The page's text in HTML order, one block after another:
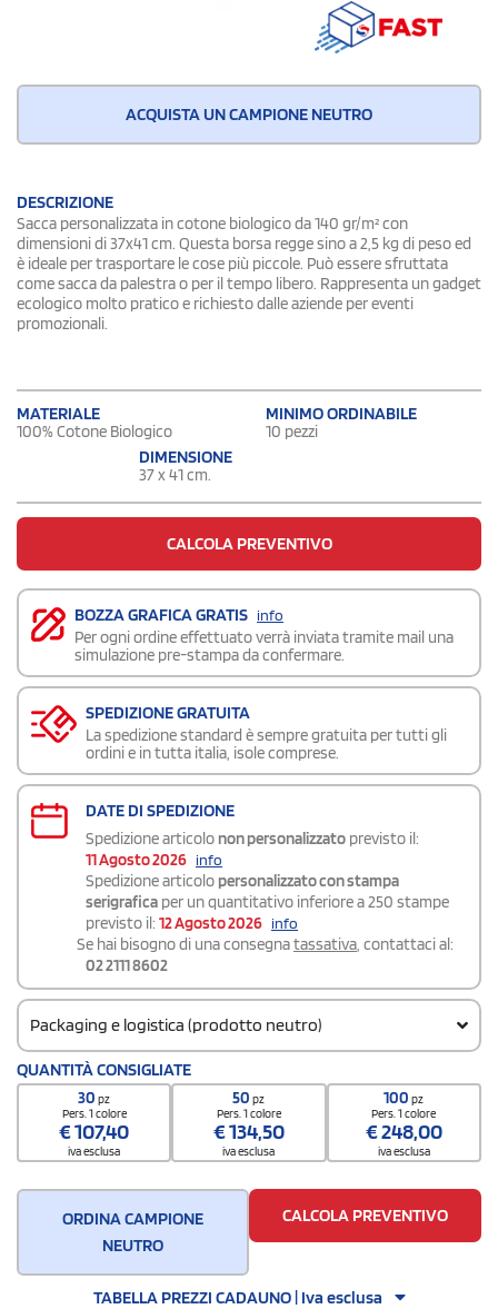
ACQUISTA UN CAMPIONE NEUTRO
DESCRIZIONE
Sacca personalizzata in cotone biologico da 140 gr/m² con
dimensioni di 37x41 cm. Questa borsa regge sino a 2,5 kg di peso ed
è ideale per trasportare le cose più piccole. Può essere sfruttata
come sacca da palestra o per il tempo libero. Rappresenta un gadget
ecologico molto pratico e richiesto dalle aziende per eventi
promozionali.
MATERIALE
100% Cotone Biologico
MINIMO ORDINABILE
10 pezzi
DIMENSIONE
37 x 41 cm.
CALCOLA PREVENTIVO
BOZZA GRAFICA GRATIS info
Per ogni ordine effettuato verrà inviata tramite mail una
simulazione pre-stampa da confermare.
SPEDIZIONE GRATUITA
La spedizione standard è sempre gratuita per tutti gli
ordini e in tutta italia, isole comprese.
DATE DI SPEDIZIONE
Spedizione articolo non personalizzato previsto il:
11 Agosto 2026 info
Spedizione articolo personalizzato con stampa
serigrafica per un quantitativo inferiore a 250 stampe
previsto il: 12 Agosto 2026 info
Se hai bisogno di una consegnatassativa, contattaci al:
02 2111 8602
Packaging e logistica (prodotto neutro)
Codice doganale
4202 9291
Quantità per scatola
QUANTITÀ CONSIGLIATE
30pz
Pers. 1 colore
€107,40
iva esclusa
50pz
Pers. 1 colore
€134,50
iva esclusa
100pz
Pers. 1 colore
€248,00
iva esclusa
ORDINA CAMPIONE
NEUTRO
CALCOLA PREVENTIVO
TABELLA PREZZI CADAUNO | Iva esclusa